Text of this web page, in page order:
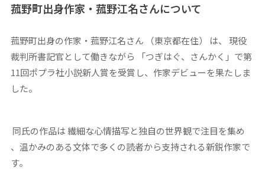
菰野町出身作家・菰野江名さんについて
菰野町出身の作家・菰野江名さん （東京都在住） は、 現役
裁判所書記官として働きながら 「つぎはぐ、さんかく」で第
11回ポプラ社小説新人賞を受賞し、作家デビューを果たしま
した。
同氏の作品は 繊細な心情描写と独自の世界観で注目を集め
、温かみのある文体で多くの読者から支持される新鋭作家で
す。